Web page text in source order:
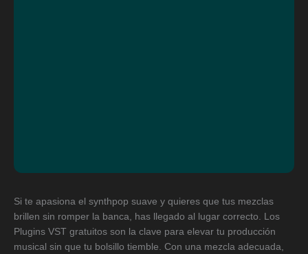
Si te apasiona el synthpop suave y quieres que tus mezclas
brillen sin romper la banca, has llegado al lugar correcto. Los
Plugins VST gratuitos son la clave para elevar tu producción
musical sin que tu bolsillo tiemble. Con una mezcla adecuada,